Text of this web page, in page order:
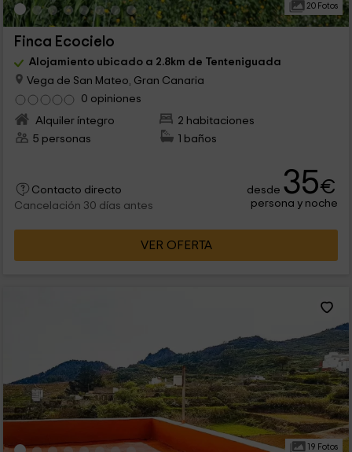
20 Fotos
Finca Ecocielo
Alojamiento ubicado a 2.8km de Tenteniguada
Vega de San Mateo, Gran Canaria
0 opiniones
Alquiler íntegro
2 habitaciones
5 personas
1 baños
Contacto directo
Cancelación 30 días antes
desde 35€
persona y noche
VER OFERTA
19 Fotos